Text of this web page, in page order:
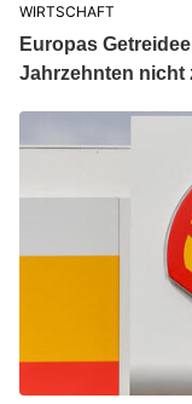
WIRTSCHAFT
Europas
Jahrzehnten nicht